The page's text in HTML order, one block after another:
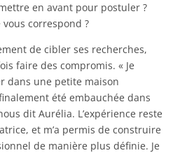
en avant pour postuler ?
correspond ?
de cibler ses recherches,
faire des compromis. « Je
dans une petite maison
été embauchée dans
dit Aurélia. L’expérience reste
et m’a permis de construire
de manière plus définie. Je